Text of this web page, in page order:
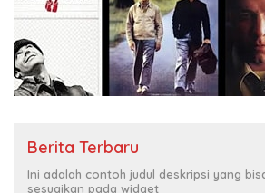
Berita Terbaru
Ini adalah contoh judul deskripsi yang
sesuaikan pada widget